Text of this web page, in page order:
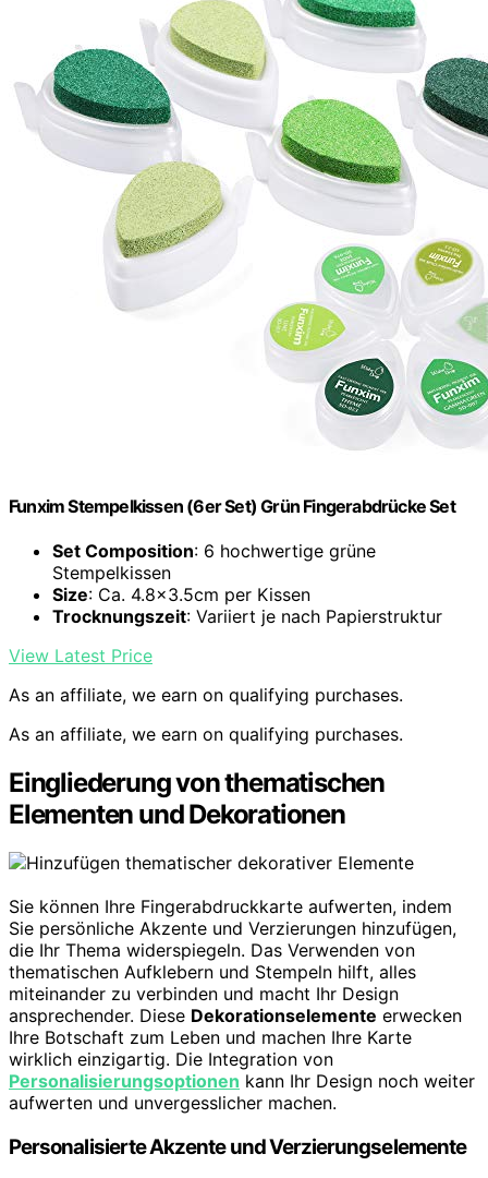
Funxim Stempelkissen (6er Set) Grün Fingerabdrücke Set
Set Composition: 6 hochwertige grüne
Stempelkissen
Size: Ca. 4.8×3.5cm per Kissen
Trocknungszeit: Variiert je nach Papierstruktur
View Latest Price
As an affiliate, we earn on qualifying purchases.
As an affiliate, we earn on qualifying purchases.
Eingliederung von thematischen
Elementen und Dekorationen
Sie können Ihre Fingerabdruckkarte aufwerten, indem
Sie persönliche Akzente und Verzierungen hinzufügen,
die Ihr Thema widerspiegeln. Das Verwenden von
thematischen Aufklebern und Stempeln hilft, alles
miteinander zu verbinden und macht Ihr Design
ansprechender. Diese Dekorationselemente erwecken
Ihre Botschaft zum Leben und machen Ihre Karte
wirklich einzigartig. Die Integration von
Personalisierungsoptionen kann Ihr Design noch weiter
aufwerten und unvergesslicher machen.
Personalisierte Akzente und Verzierungselemente